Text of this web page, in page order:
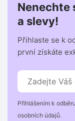
Nenechte
a slevy!
Přihlaste se k
první získáte
Přihlášením k
osobních údajů.